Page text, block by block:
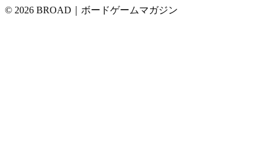
© 2026 BROAD｜ボードゲームマガジン